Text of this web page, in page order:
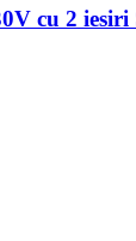
cu 2